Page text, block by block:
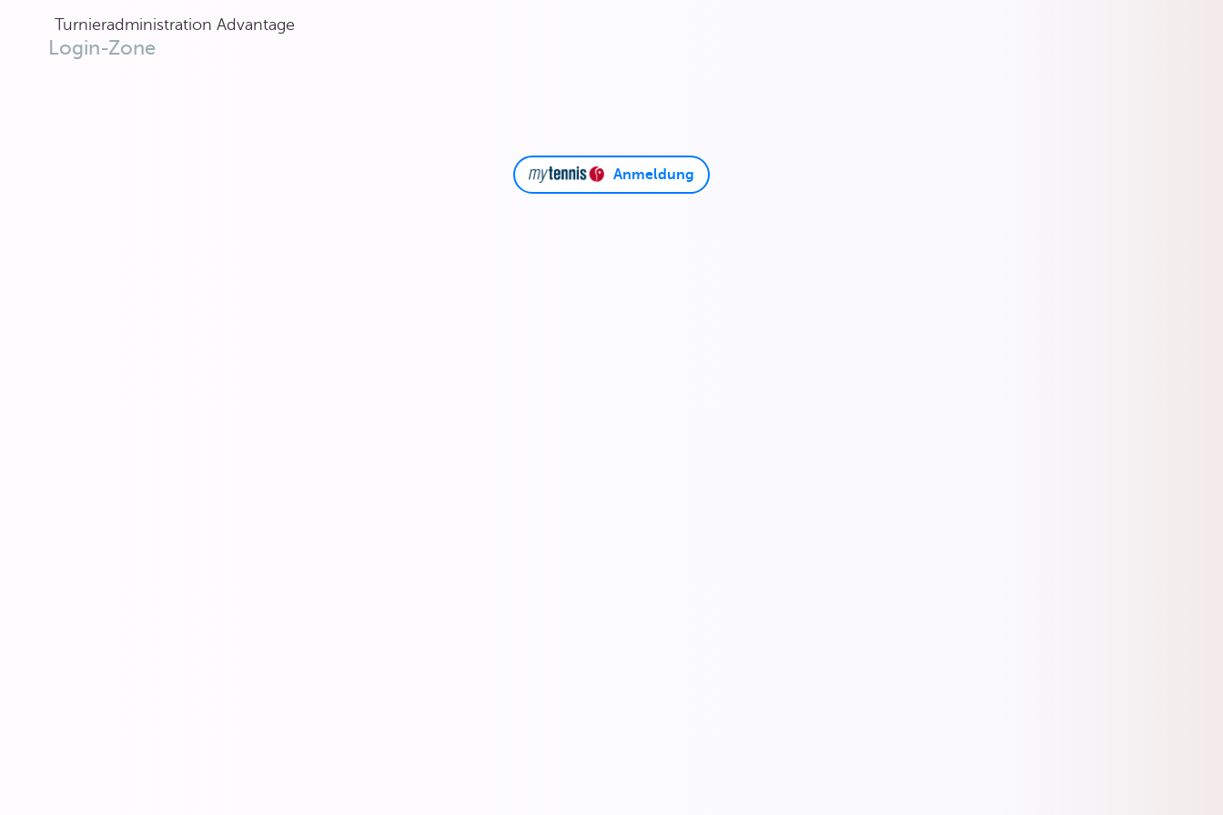
Turnieradministration Advantage
Login-Zone
Anmeldung